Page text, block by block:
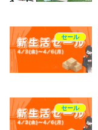
セール
セール